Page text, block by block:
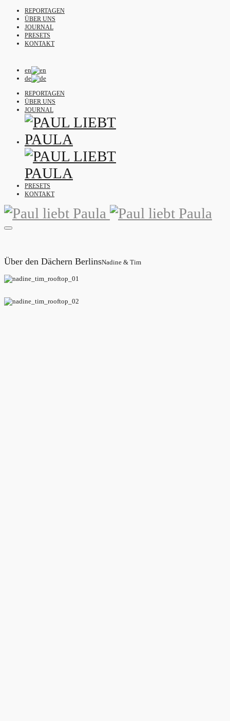
REPORTAGEN
ÜBER UNS
JOURNAL
PRESETS
KONTAKT
en
de
REPORTAGEN
ÜBER UNS
JOURNAL
PRESETS
KONTAKT
Über den Dächern BerlinsNadine & Tim